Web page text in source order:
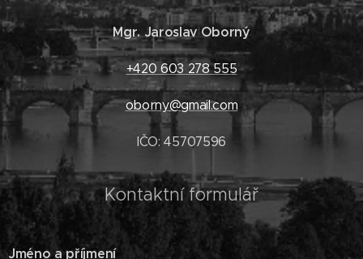
Mgr. Jaroslav Oborný
+420 603 278 555
oborny@gmail.com
IČO: 45707596
Kontaktní formulář
Jméno a příjmení